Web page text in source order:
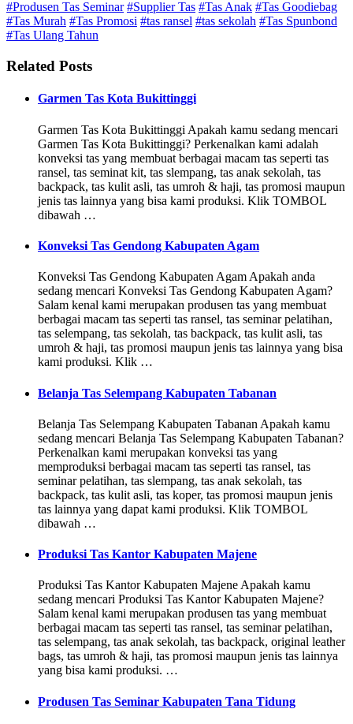
#Produsen Tas Seminar #Supplier Tas #Tas Anak #Tas Goodiebag
#Tas Murah #Tas Promosi #tas ransel #tas sekolah #Tas Spunbond
#Tas Ulang Tahun
Related Posts
Garmen Tas Kota Bukittinggi
Garmen Tas Kota Bukittinggi Apakah kamu sedang mencari
Garmen Tas Kota Bukittinggi? Perkenalkan kami adalah
konveksi tas yang membuat berbagai macam tas seperti tas
ransel, tas seminat kit, tas slempang, tas anak sekolah, tas
backpack, tas kulit asli, tas umroh & haji, tas promosi maupun
jenis tas lainnya yang bisa kami produksi. Klik TOMBOL
dibawah …
Konveksi Tas Gendong Kabupaten Agam
Konveksi Tas Gendong Kabupaten Agam Apakah anda
sedang mencari Konveksi Tas Gendong Kabupaten Agam?
Salam kenal kami merupakan produsen tas yang membuat
berbagai macam tas seperti tas ransel, tas seminar pelatihan,
tas selempang, tas sekolah, tas backpack, tas kulit asli, tas
umroh & haji, tas promosi maupun jenis tas lainnya yang bisa
kami produksi. Klik …
Belanja Tas Selempang Kabupaten Tabanan
Belanja Tas Selempang Kabupaten Tabanan Apakah kamu
sedang mencari Belanja Tas Selempang Kabupaten Tabanan?
Perkenalkan kami merupakan konveksi tas yang
memproduksi berbagai macam tas seperti tas ransel, tas
seminar pelatihan, tas slempang, tas anak sekolah, tas
backpack, tas kulit asli, tas koper, tas promosi maupun jenis
tas lainnya yang dapat kami produksi. Klik TOMBOL
dibawah …
Produksi Tas Kantor Kabupaten Majene
Produksi Tas Kantor Kabupaten Majene Apakah kamu
sedang mencari Produksi Tas Kantor Kabupaten Majene?
Salam kenal kami merupakan produsen tas yang membuat
berbagai macam tas seperti tas ransel, tas seminar pelatihan,
tas selempang, tas anak sekolah, tas backpack, original leather
bags, tas umroh & haji, tas promosi maupun jenis tas lainnya
yang bisa kami produksi. …
Produsen Tas Seminar Kabupaten Tana Tidung